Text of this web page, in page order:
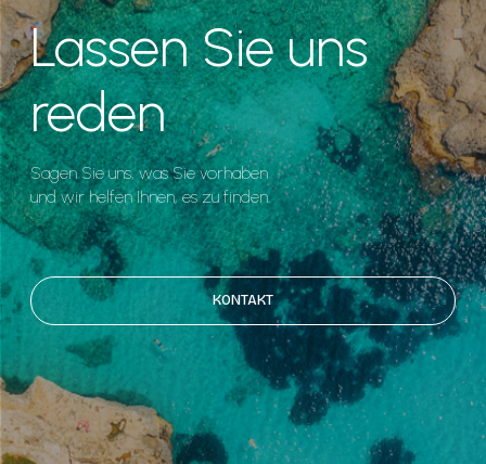
Lassen Sie uns
reden
Sagen Sie uns, was Sie vorhaben
und wir helfen Ihnen, es zu finden.
KONTAKT